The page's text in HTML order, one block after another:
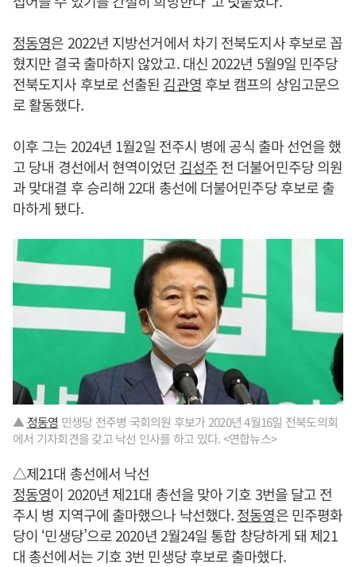
정동영은 2022년 지방선거에서 차기 전북도지사 후보로 꼽
혔지만 결국 출마하지 않았고. 대신 2022년 5월9일 민주당
전북도지사 후보로 선출된 김관영 후보 캠프의 상임고문으
로 활동했다.
이후 그는 2024년 1월2일 전주시 병에 공식 출마 선언을 했
고 당내 경선에서 현역이었던 김성주전 더불어민주당 의원
과 맞대결 후 승리해 22대 총선에 더불어민주당 후보로 출
마하게 됐다.
▲ 정동영 민생당 전주병 국회의원 후보가 2020년 4월16일 전북도의회
에서 기자회견을 갖고 낙선 인사를 하고 있다. <연합뉴스>
△제21대 총선에서 낙선
정동영이 2020년 제21대 총선을 맞아 기호 3번을 달고 전
주시 병 지역구에 출마했으나 낙선했다.정동영은 민주평화
당이 ‘민생당’으로 2020년 2월24일 통합 창당하게 돼 제21
대 총선에서는 기호 3번 민생당 후보로 출마했다.